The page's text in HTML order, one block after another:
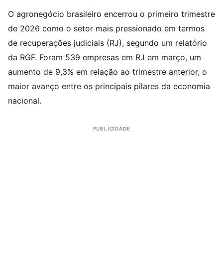
O agronegócio brasileiro encerrou o primeiro trimestre
de 2026 como o setor mais pressionado em termos
de recuperações judiciais (RJ), segundo um relatório
da RGF. Foram 539 empresas em RJ em março, um
aumento de 9,3% em relação ao trimestre anterior, o
maior avanço entre os principais pilares da economia
nacional.
PUBLICIDADE